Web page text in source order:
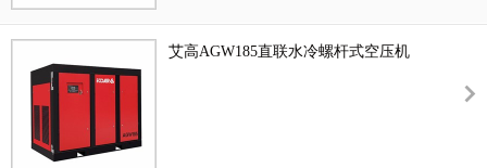
艾高AGW185直联水冷螺杆式空压机